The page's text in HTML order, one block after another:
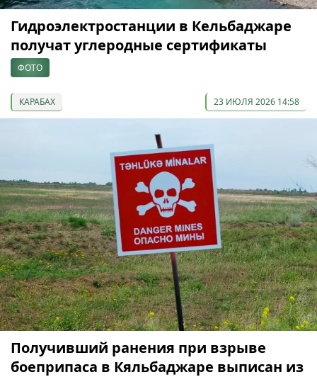
Гидроэлектростанции в Кельбаджаре
получат углеродные сертификаты
ФОТО
КАРАБАХ 23 ИЮЛЯ 2026 14:58
Получивший ранения при взрыве
боеприпаса в Кяльбаджаре выписан из